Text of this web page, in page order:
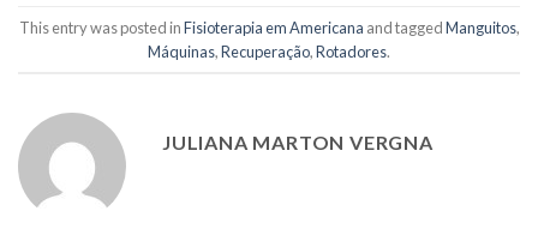
This entry was posted inFisioterapia em Americana and taggedManguitos,
Máquinas,Recuperação,Rotadores.
JULIANA MARTON VERGNA